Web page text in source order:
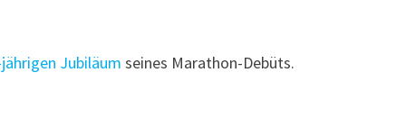
Jubiläum seines Marathon-Debüts.